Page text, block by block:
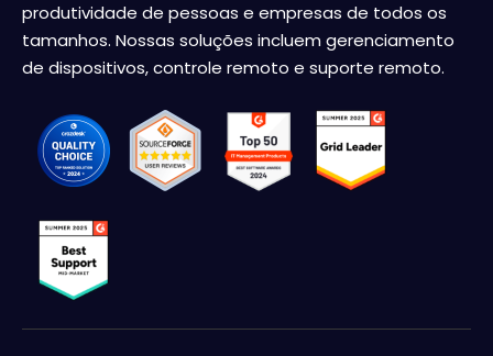
produtividade de pessoas e empresas de todos os
tamanhos. Nossas soluções incluem gerenciamento
de dispositivos, controle remoto e suporte remoto.